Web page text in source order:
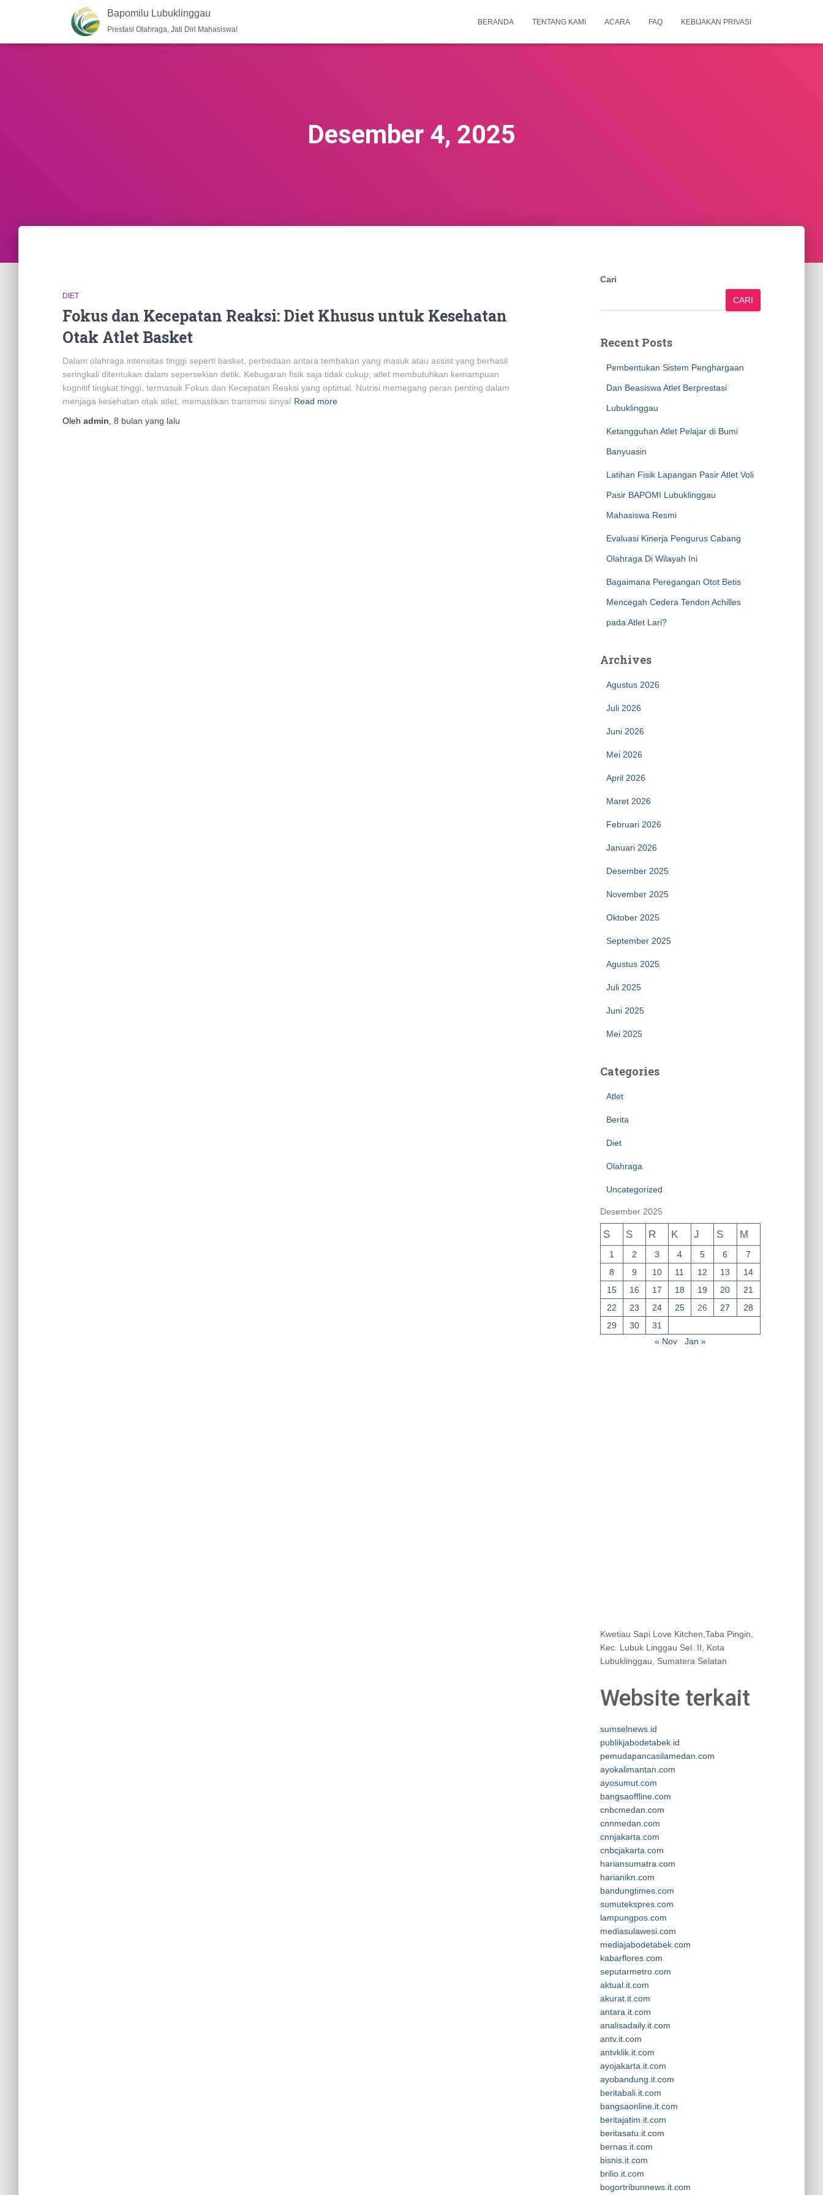
Bapomilu Lubuklinggau
Prestasi Olahraga, Jati Diri Mahasiswa!
BERANDA TENTANG KAMI ACARA FAQ KEBIJAKAN PRIVASI
Desember 4, 2025
DIET
Fokus dan Kecepatan Reaksi: Diet Khusus untuk Kesehatan
Otak Atlet Basket
Dalam olahraga intensitas tinggi seperti basket, perbedaan antara tembakan yang masuk atau assist yang berhasil
seringkali ditentukan dalam sepersekian detik. Kebugaran fisik saja tidak cukup; atlet membutuhkan kemampuan
kognitif tingkat tinggi, termasuk Fokus dan Kecepatan Reaksi yang optimal. Nutrisi memegang peran penting dalam
menjaga kesehatan otak atlet, memastikan transmisi sinyal Read more
Oleh admin 8 bulan yang lalu
Cari
CARI
Recent Posts
Pembentukan Sistem Penghargaan
Dan Beasiswa Atlet Berprestasi
Lubuklinggau
Ketangguhan Atlet Pelajar di Bumi
Banyuasin
Latihan Fisik Lapangan Pasir Atlet Voli
Pasir BAPOMI Lubuklinggau
Mahasiswa Resmi
Evaluasi Kinerja Pengurus Cabang
Olahraga Di Wilayah Ini
Bagaimana Peregangan Otot Betis
Mencegah Cedera Tendon Achilles
pada Atlet Lari?
Archives
Agustus 2026
Juli 2026
Juni 2026
Mei 2026
April 2026
Maret 2026
Februari 2026
Januari 2026
Desember 2025
November 2025
Oktober 2025
September 2025
Agustus 2025
Juli 2025
Juni 2025
Mei 2025
Categories
Atlet
Berita
Diet
Olahraga
Uncategorized
Desember 2025
S S R K J S M
1 2 3 4 5 6
7
8
9 10 11 12 13
14
15
16 17 18 19 20
21
22
23 24 25 26 27
28
29
30
31
« Nov
Jan »
Kwetiau Sapi Love Kitchen,Taba Pingin,
Kec. Lubuk Linggau Sel. II, Kota
Lubuklinggau, Sumatera Selatan
Website terkait
sumselnews.id
publikjabodetabek.id
pemudapancasilamedan.com
ayokalimantan.com
ayosumut.com
bangsaoffline.com
cnbcmedan.com
cnnmedan.com
cnnjakarta.com
cnbcjakarta.com
hariansumatra.com
harianikn.com
bandungtimes.com
sumutekspres.com
lampungpos.com
mediasulawesi.com
mediajabodetabek.com
kabarflores.com
seputarmetro.com
aktual.it.com
akurat.it.com
antara.it.com
analisadaily.it.com
antv.it.com
antvklik.it.com
ayojakarta.it.com
ayobandung.it.com
beritabali.it.com
bangsaonline.it.com
beritajatim.it.com
beritasatu.it.com
bernas.it.com
bisnis.it.com
brilio.it.com
bogortribunnews.it.com